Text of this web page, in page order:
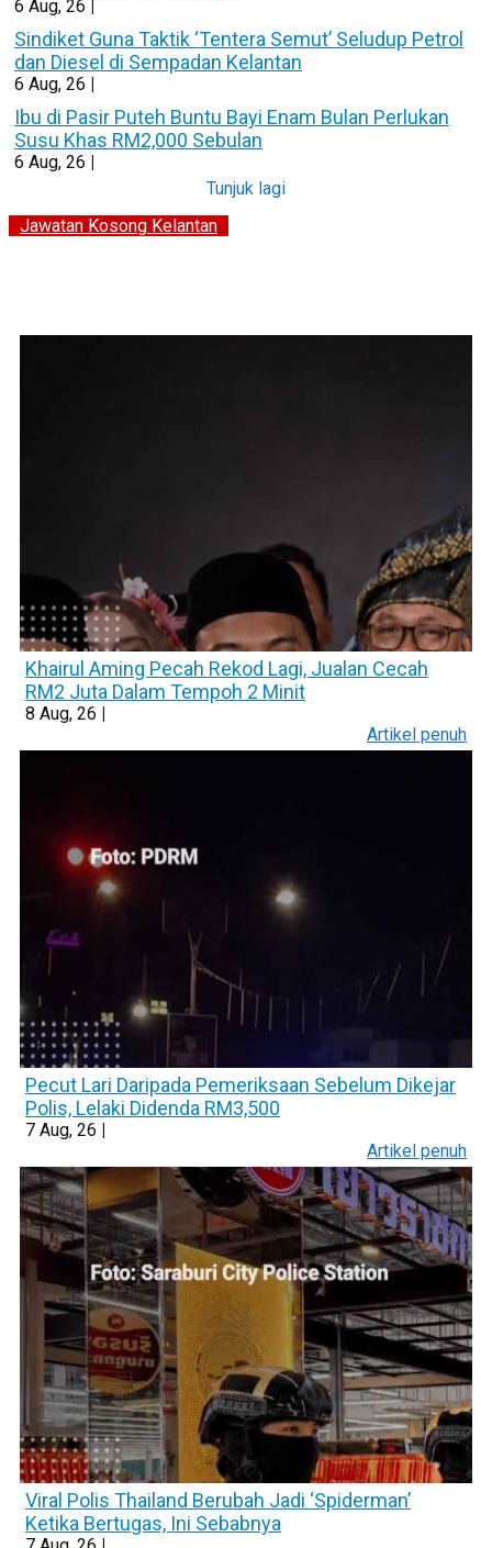
6 Aug, 26 |
Sindiket Guna Taktik ‘Tentera Semut’ Seludup Petrol
dan Diesel di Sempadan Kelantan
6 Aug, 26 |
Ibu di Pasir Puteh Buntu Bayi Enam Bulan Perlukan
Susu Khas RM2,000 Sebulan
6 Aug, 26 |
Tunjuk lagi
Jawatan Kosong Kelantan
Khairul Aming Pecah Rekod Lagi, Jualan Cecah
RM2 Juta Dalam Tempoh 2 Minit
8 Aug, 26
Artikel penuh
Pecut Lari Daripada Pemeriksaan Sebelum Dikejar
Polis, Lelaki Didenda RM3,500
7 Aug, 26 |
Artikel penuh
Viral Polis Thailand Berubah Jadi ‘Spiderman’
Ketika Bertugas, Ini Sebabnya